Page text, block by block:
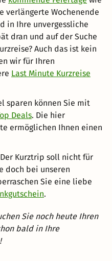
verlängerte Wochenende
in Ihre unvergessliche
dran und auf der Suche
Auch das ist kein
wir für Ihren
Last Minute Kurzreise
sparen können Sie mit
Deals. Die hier
ermöglichen Ihnen einen
Kurztrip soll nicht für
doch bei unseren
Sie eine liebe
.
Sie noch heute Ihren
bald in Ihre